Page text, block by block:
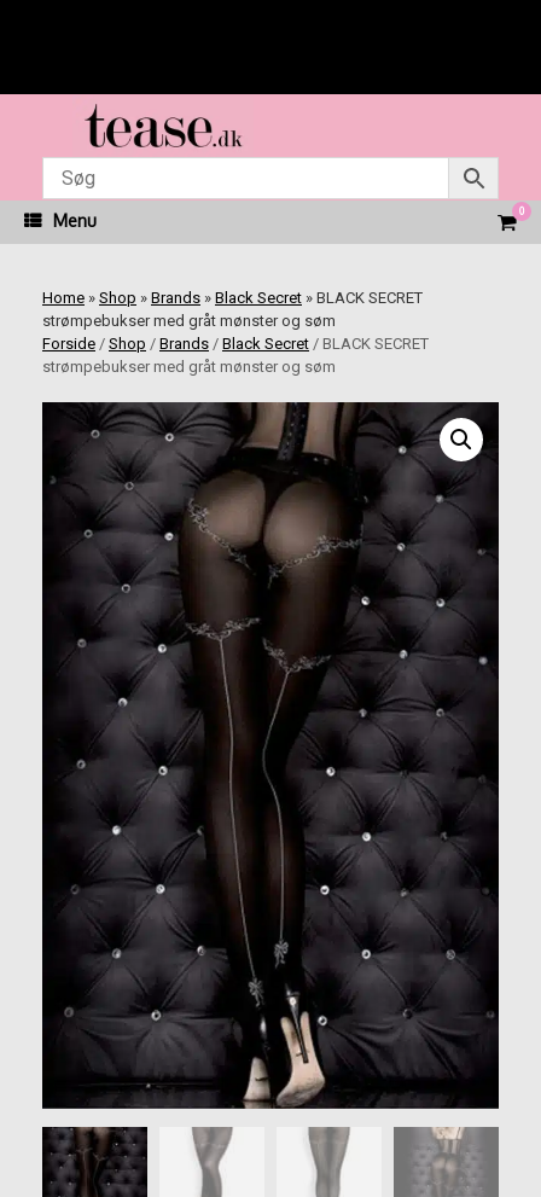
Menu
View
0
Home » Shop » Brands » Black Secret » BLACK SECRET
strømpebukser med gråt mønster og søm
Forside / Shop / Brands / Black Secret / BLACK SECRET
strømpebukser med gråt mønster og søm